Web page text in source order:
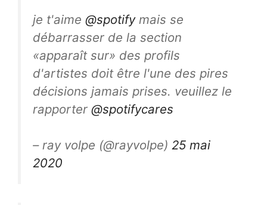
je t'aime @spotifymais se
débarrasser de la section
«apparaît sur» des profils
d'artistes doit être l'une des pires
décisions jamais prises. veuillez le
rapporter @spotifycares
– ray volpe (@rayvolpe) 25 mai
2020